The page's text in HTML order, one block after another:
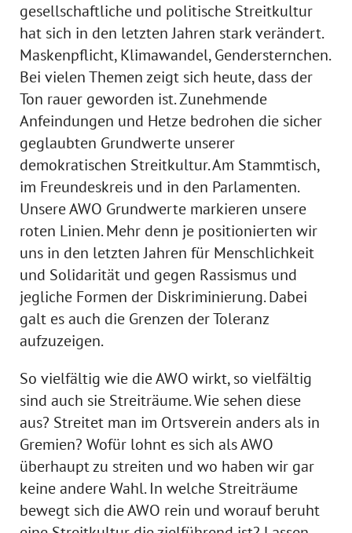
gesellschaftliche und politische Streitkultur
hat sich in den letzten Jahren stark verändert.
Maskenpflicht, Klimawandel, Gendersternchen.
Bei vielen Themen zeigt sich heute, dass der
Ton rauer geworden ist. Zunehmende
Anfeindungen und Hetze bedrohen die sicher
geglaubten Grundwerte unserer
demokratischen Streitkultur. Am Stammtisch,
im Freundeskreis und in den Parlamenten.
Unsere AWO Grundwerte markieren unsere
roten Linien. Mehr denn je positionierten wir
uns in den letzten Jahren für Menschlichkeit
und Solidarität und gegen Rassismus und
jegliche Formen der Diskriminierung. Dabei
galt es auch die Grenzen der Toleranz
aufzuzeigen.
So vielfältig wie die AWO wirkt, so vielfältig
sind auch sie Streiträume. Wie sehen diese
aus? Streitet man im Ortsverein anders als in
Gremien? Wofür lohnt es sich als AWO
überhaupt zu streiten und wo haben wir gar
keine andere Wahl. In welche Streiträume
bewegt sich die AWO rein und worauf beruht